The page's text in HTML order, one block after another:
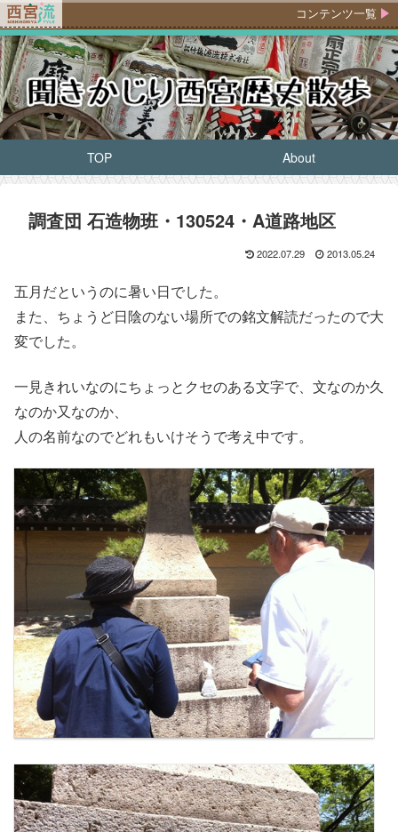
コンテンツ一覧
TOP About
調査団 石造物班・130524・A道路地区
2022.07.29 2013.05.24
五月だというのに暑い日でした。
また、ちょうど日陰のない場所での銘文解読だったので大
変でした。
一見きれいなのにちょっとクセのある文字で、文なのか久
なのか又なのか、
人の名前なのでどれもいけそうで考え中です。